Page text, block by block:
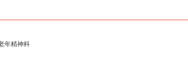
年精神科